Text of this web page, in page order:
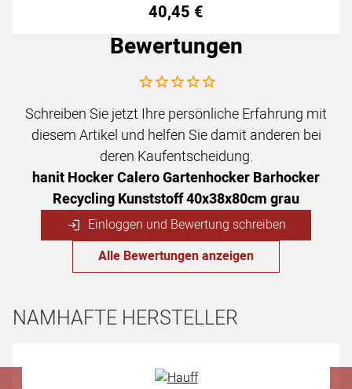
40,45 €
Bewertungen
Noch keine Bewertungen abgegeben
Schreiben Sie jetzt Ihre persönliche Erfahrung mit
diesem Artikel und helfen Sie damit anderen bei
deren Kaufentscheidung.
hanit Hocker Calero Gartenhocker Barhocker
Recycling Kunststoff 40x38x80cm grau
Einloggen und Bewertung schreiben
Alle Bewertungen anzeigen
NAMHAFTE HERSTELLER